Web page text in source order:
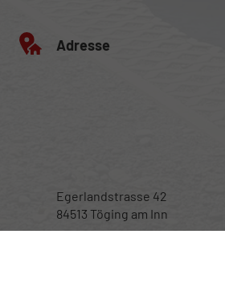
Adresse
Egerlandstrasse 42
84513 Töging am Inn